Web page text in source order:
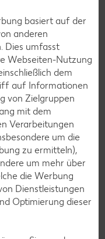
Organisationen wie
Kein Problem!
ist das neue
schon kleine
Kunden können in
basiert auf der
anderen
Dies umfasst
Webseiten-Nutzung
dem
auf Informationen
von Zielgruppen
mit dem
Verarbeitungen
um die
zu ermitteln),
um mehr über
die Werbung
Dienstleistungen
Optimierung dieser